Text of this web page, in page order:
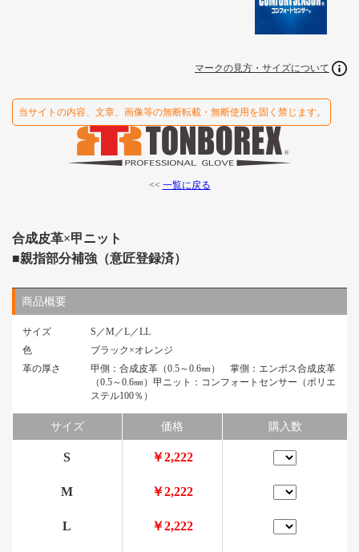
マークの見方・サイズについて
当サイトの内容、文章、画像等の無断転載・無断使用を固く禁じます。
<< 一覧に戻る
合成皮革×甲ニット
■親指部分補強（意匠登録済）
商品概要
サイズ
S／M／L／LL
色
ブラック×オレンジ
革の厚さ
甲側：合成皮革（0.5～0.6㎜） 掌側：エンボス合成皮革
（0.5～0.6㎜）甲ニット：コンフォートセンサー（ポリエ
ステル100％）
サイズ 価格 購入数
S ￥2,222
M ￥2,222
L ￥2,222